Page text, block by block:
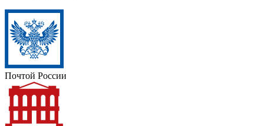
Почтой России